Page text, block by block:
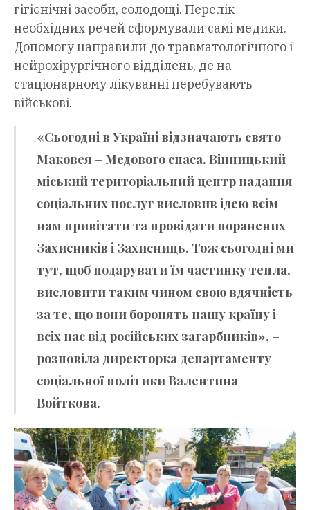
гігієнічні засоби, солодощі. Перелік
необхідних речей сформували самі медики.
Допомогу направили до травматологічного і
нейрохірургічного відділень, де на
стаціонарному лікуванні перебувають
військові.
«Сьогодні в Україні відзначають свято
Маковея – Медового спаса. Вінницький
міський територіальний центр надання
соціальних послуг висловив ідею всім
нам привітати та провідати поранених
Захисників і Захисниць. Тож сьогодні ми
тут, щоб подарувати їм частинку тепла,
висловити таким чином свою вдячність
за те, що вони боронять нашу країну і
всіх нас від російських загарбників», –
розповіла директорка департаменту
соціальної політикиВалентина
Войткова.